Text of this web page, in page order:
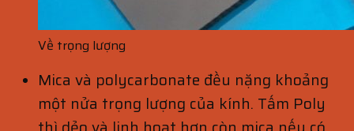
Về trọng lượng
Mica và polycarbonate đều nặng khoảng
một nửa trọng lượng của kính. Tấm Poly